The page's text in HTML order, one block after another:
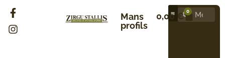
Mans
profils
0,00 € 0